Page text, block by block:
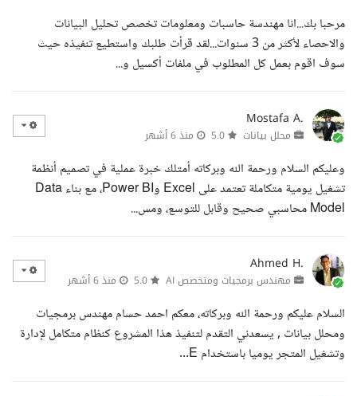
مرحبا بك...انا مهندسة حاسبات ومعلومات تخصص تحليل البيانات
والاحصاء لأكثر من 3 سنوات...لقد قرأت طلبك واستطيع تنفيذه حيث
سوف اقوم بعمل كل المطلوب في ملفات أكسيل و...
Mostafa A.
محلل بيانات منذ 6 أشهر
وعليكم السلام ورحمة الله وبركاته أمتلك خبرة عملية في تصميم أنظمة
تشغيل يومية متكاملة تعتمد على Excel وPower BI، مع بناء Data
Model محاسبي صحيح وقابل للتوسع، ومس...
Ahmed H.
مهندس برمجيات ومتخصص AI منذ 6 أشهر
السلام عليكم ورحمة الله وبركاته، معكم احمد حسام مهندس برمجيات
ومحلل بيانات , يسعدني التقدم لتنفيذ هذا المشروع كنظام متكامل لإدارة
وتشغيل المتجر يوميا باستخدام E...